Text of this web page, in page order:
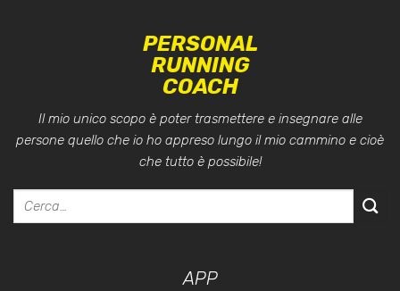
PERSONAL
RUNNING
COACH
Il mio unico scopo è poter trasmettere e insegnare alle
persone quello che io ho appreso lungo il mio cammino e cioè
che tutto è possibile!
APP